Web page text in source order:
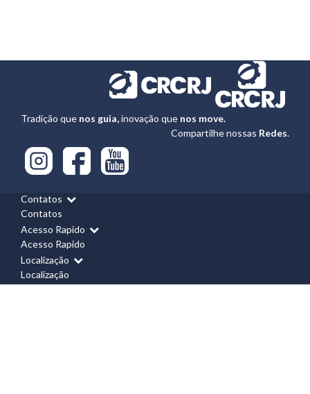
Tradição que nos guia,inovação que nos move.
Compartilhe nossas Redes.
Contatos
Contatos
Acesso Rapido
Acesso Rapido
Localização
Localização